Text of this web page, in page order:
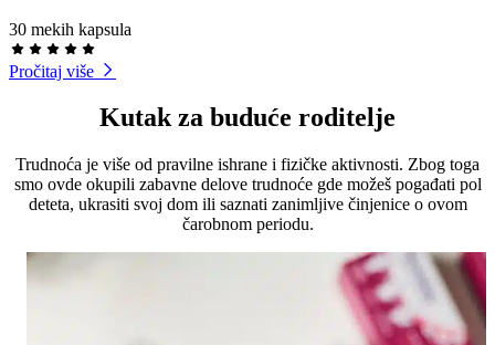
30 mekih kapsula
Pročitaj više
Kutak za buduće roditelje
Trudnoća je više od pravilne ishrane i fizičke aktivnosti. Zbog toga
smo ovde okupili zabavne delove trudnoće gde možeš pogađati pol
deteta, ukrasiti svoj dom ili saznati zanimljive činjenice o ovom
čarobnom periodu.